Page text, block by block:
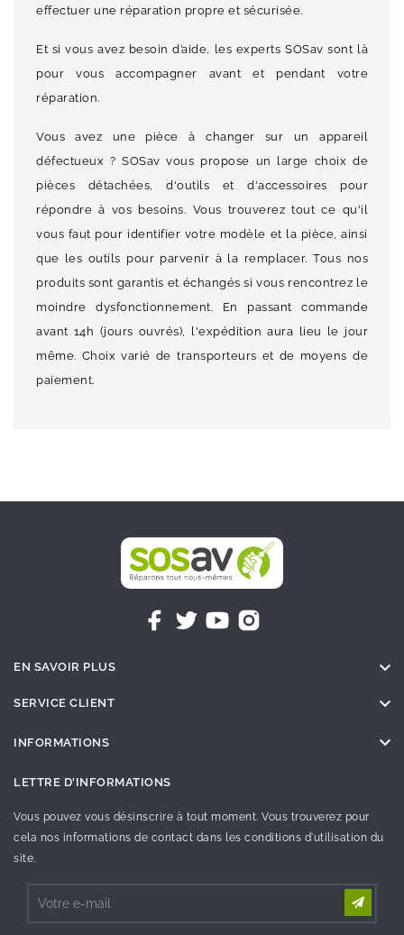
effectuer une réparation propre et sécurisée.
Et si vous avez besoin d’aide, les experts SOSav sont là
pour vous accompagner avant et pendant votre
réparation.
Vous avez une pièce à changer sur un appareil
défectueux ? SOSav vous propose un large choix de
pièces détachées, d'outils et d'accessoires pour
répondre à vos besoins. Vous trouverez tout ce qu'il
vous faut pour identifier votre modèle et la pièce, ainsi
que les outils pour parvenir à la remplacer. Tous nos
produits sont garantis et échangés si vous rencontrez le
moindre dysfonctionnement. En passant commande
avant 14h (jours ouvrés), l'expédition aura lieu le jour
même. Choix varié de transporteurs et de moyens de
paiement.
EN SAVOIR PLUS 
SERVICE CLIENT 
INFORMATIONS 
LETTRE D'INFORMATIONS
Vous pouvez vous désinscrire à tout moment. Vous trouverez pour
cela nos informations de contact dans les conditions d'utilisation du
site.